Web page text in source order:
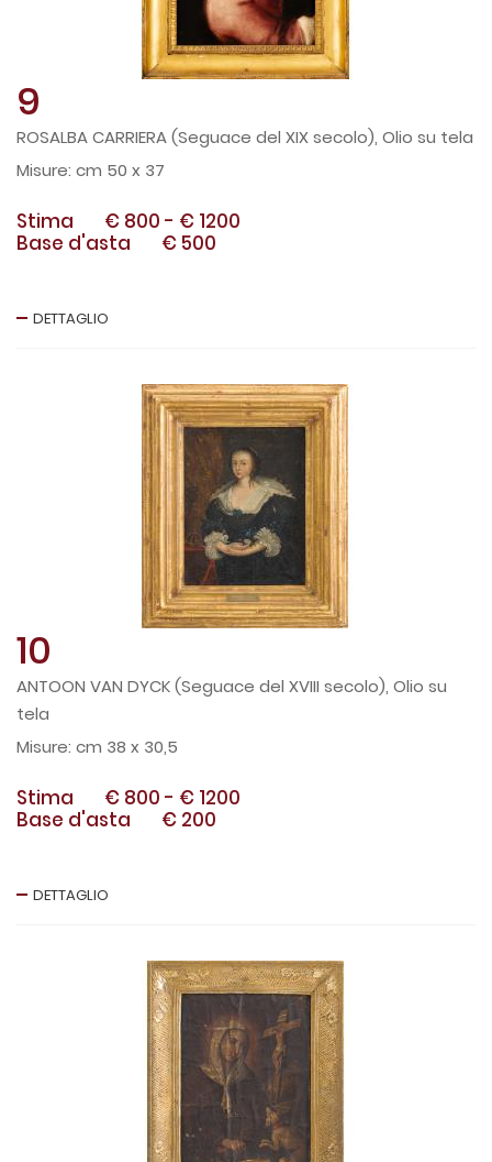
9
ROSALBA CARRIERA (Seguace del XIX secolo), Olio su tela
cm 50 x 37
Stima € 800 - € 1200
Base d'asta
€ 500
DETTAGLIO
10
ANTOON VAN DYCK (Seguace del XVIII secolo), Olio su
tela
cm 38 x 30,5
Stima € 800 - € 1200
Base d'asta
€ 200
DETTAGLIO